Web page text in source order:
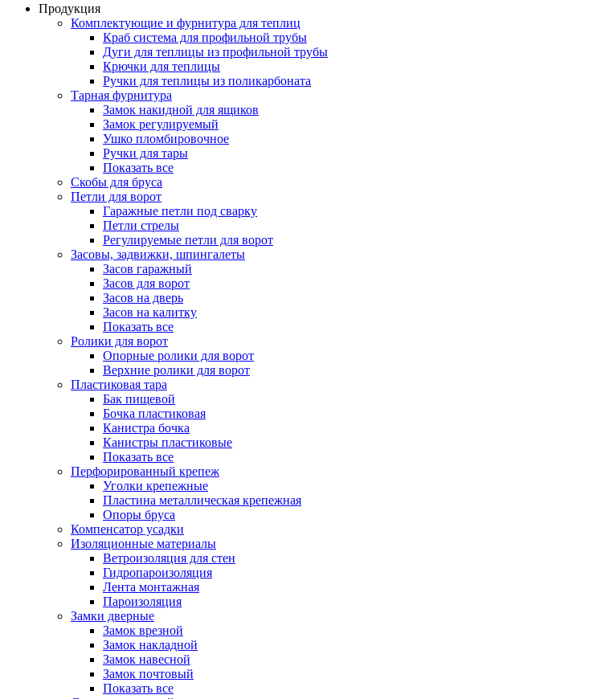
Продукция
Комплектующие и фурнитура для теплиц
Краб система для профильной трубы
Дуги для теплицы из профильной трубы
Крючки для теплицы
Ручки для теплицы из поликарбоната
Тарная фурнитура
Замок накидной для ящиков
Замок регулируемый
Ушко пломбировочное
Ручки для тары
Показать все
Скобы для бруса
Петли для ворот
Гаражные петли под сварку
Петли стрелы
Регулируемые петли для ворот
Засовы, задвижки, шпингалеты
Засов гаражный
Засов для ворот
Засов на дверь
Засов на калитку
Показать все
Ролики для ворот
Опорные ролики для ворот
Верхние ролики для ворот
Пластиковая тара
Бак пищевой
Бочка пластиковая
Канистра бочка
Канистры пластиковые
Показать все
Перфорированный крепеж
Уголки крепежные
Пластина металлическая крепежная
Опоры бруса
Компенсатор усадки
Изоляционные материалы
Ветроизоляция для стен
Гидропароизоляция
Лента монтажная
Пароизоляция
Замки дверные
Замок врезной
Замок накладной
Замок навесной
Замок почтовый
Показать все